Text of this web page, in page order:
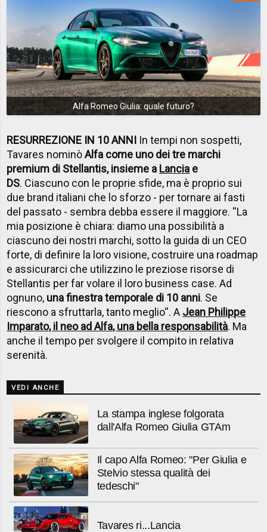
Alfa Romeo Giulia: quale futuro?
RESURREZIONE IN 10 ANNI In tempi non sospetti,
Tavares nominòAlfa come uno dei tre marchi
premium di Stellantis, insieme a Lancia e
DS. Ciascuno con le proprie sfide, ma è proprio sui
due brand italiani che lo sforzo - per tornare ai fasti
del passato - sembra debba essere il maggiore. ''La
mia posizione è chiara: diamo una possibilità a
ciascuno dei nostri marchi, sotto la guida di un CEO
forte, di definire la loro visione, costruire una roadmap
e assicurarci che utilizzino le preziose risorse di
Stellantis per far volare il loro business case. Ad
ognuno, una finestra temporale di 10 anni. Se
riescono a sfruttarla, tanto meglio''. A Jean Philippe
Imparato, il neo ad Alfa, una bella responsabilità. Ma
anche il tempo per svolgere il compito in relativa
serenità.
VEDI ANCHE
La stampa inglese folgorata
dall'Alfa Romeo Giulia GTAm
Il capo Alfa Romeo: "Per Giulia e
Stelvio stessa qualità dei
tedeschi"
Tavares ri...Lancia